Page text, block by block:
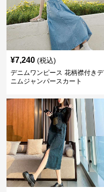
¥7,240 (税込)
デニムワンピース 花柄襟付きデ
ニムジャンパースカート